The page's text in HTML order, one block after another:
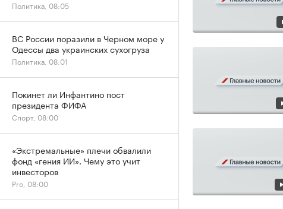
Политика, 08:05
ВС России поразили в Черном море у
Одессы два украинских сухогруза
Политика, 08:01
Покинет ли Инфантино пост
президента ФИФА
Спорт, 08:00
«Экстремальные» плечи обвалили
фонд «гения ИИ». Чему это учит
инвесторов
Pro, 08:00